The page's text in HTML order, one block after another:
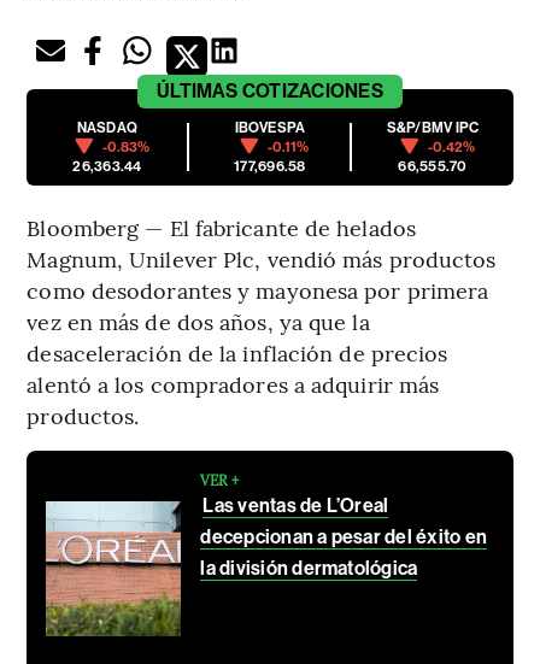
ÚLTIMAS COTIZACIONES
NASDAQ
-0.83%
26,363.44
IBOVESPA
-0.11%
177,696.58
S&P/BMV IPC
-0.42%
66,555.70
Bloomberg — El fabricante de helados
Magnum, Unilever Plc, vendió más productos
como desodorantes y mayonesa por primera
vez en más de dos años, ya que la
desaceleración de la inflación de precios
alentó a los compradores a adquirir más
productos.
VER +
Las ventas de L’Oreal
decepcionan a pesar del éxito en
la división dermatológica